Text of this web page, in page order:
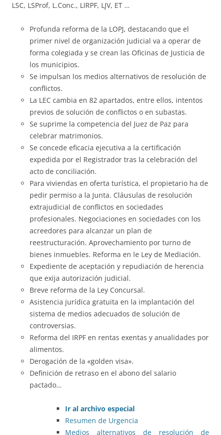
LSC, LSProf, L.Conc., LIRPF, LJV, ET …
Profunda reforma de la LOPJ, destacando que el
primer nivel de organización judicial va a operar de
forma colegiada y se crean las Oficinas de Justicia de
los municipios.
Se impulsan los medios alternativos de resolución de
conflictos.
La LEC cambia en 82 apartados, entre ellos, intentos
previos de solución de conflictos o en subastas.
Se suprime la competencia del Juez de Paz para
celebrar matrimonios.
Se concede eficacia ejecutiva a la certificación
expedida por el Registrador tras la celebración del
acto de conciliación.
Para viviendas en oferta turística, el propietario ha de
pedir permiso a la Junta. Cláusulas de resolución
extrajudicial de conflictos en sociedades
profesionales. Negociaciones en sociedades con los
acreedores para alcanzar un plan de
reestructuración. Aprovechamiento por turno de
bienes inmuebles. Reforma en le Ley de Mediación.
Expediente de aceptación y repudiación de herencia
que exija autorización judicial.
Breve reforma de la Ley Concursal.
Asistencia jurídica gratuita en la implantación del
sistema de medios adecuados de solución de
controversias.
Reforma del IRPF en rentas exentas y anualidades por
alimentos.
Derogación de la «golden visa».
Definición de retraso en el abono del salario
pactado…
Ir al archivo especial
Resumen de Urgencia
Medios alternativos de resolución de